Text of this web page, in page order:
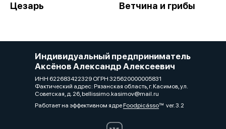
Цезарь Ветчина и грибы
Индивидуальный предприниматель
Аксёнов Александр Алексеевич
ИНН 622683422329 ОГРН 325620000005831
Фактический адрес: Рязанская область, г. Касимов, ул.
Советская, д. 26, bellissimo.kasimov@mail.ru
Работает на эффективном ядреFoodpicássover. 3.2